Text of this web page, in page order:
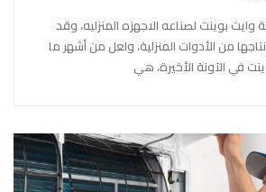
بوينت لصناعه الاجهزه المنزليه، وقد
من الأدوات المنزلية، ولعل من أشهر ما
في الآونة الأخيرة، هي